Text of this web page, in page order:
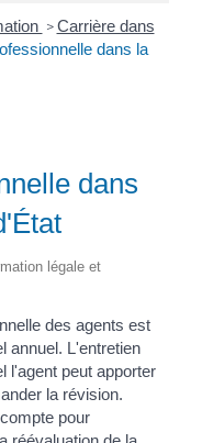
> Carrière dans
dans la
dans
légale et
des agents est
annuel. L'entretien
l'agent peut apporter
la révision.
pour